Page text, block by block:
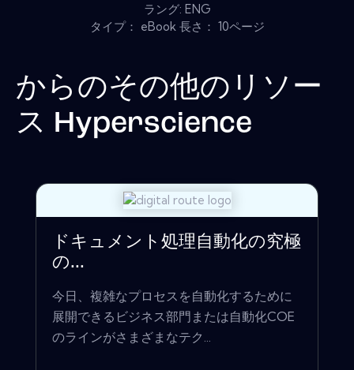
ラング: ENG
タイプ： eBook 長さ： 10ページ
からのその他のリソー
ス Hyperscience
ドキュメント処理自動化の究極
の...
今日、複雑なプロセスを自動化するために
展開できるビジネス部門または自動化COE
のラインがさまざまなテク...